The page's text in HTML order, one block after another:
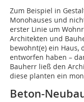
Zum Beispiel in
Monohauses und
erster Linie um
Architekten und
bewohnt(e) ein Haus,
entworfen haben –
Bauherr ließ den
diese planten ein
Beton-